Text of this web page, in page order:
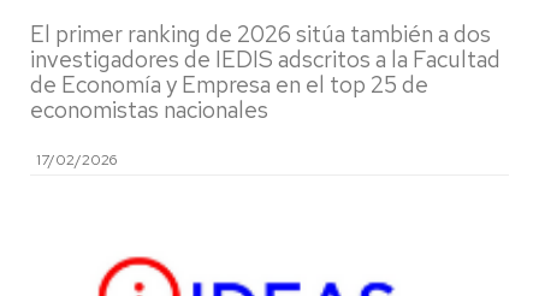
El primer ranking de 2026 sitúa también a dos
investigadores de IEDIS adscritos a la Facultad
de Economía y Empresa en el top 25 de
economistas nacionales
17/02/2026